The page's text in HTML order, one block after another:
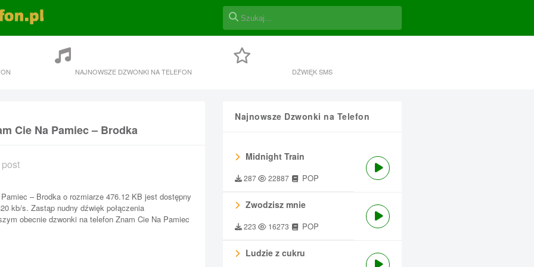
NAJNOWSZE DZWONKI NA TELEFON DŹWIĘK SMS
Cie Na Pamiec – Brodka
– Brodka o rozmiarze 476.12 KB jest dostępny
kb/s. Zastąp nudny dźwięk połączenia
obecnie dzwonki na telefon Znam Cie Na Pamiec
Najnowsze Dzwonki na Telefon
Midnight Train
287 22887 POP
Zwodzisz mnie
223 16273 POP
Ludzie z cukru